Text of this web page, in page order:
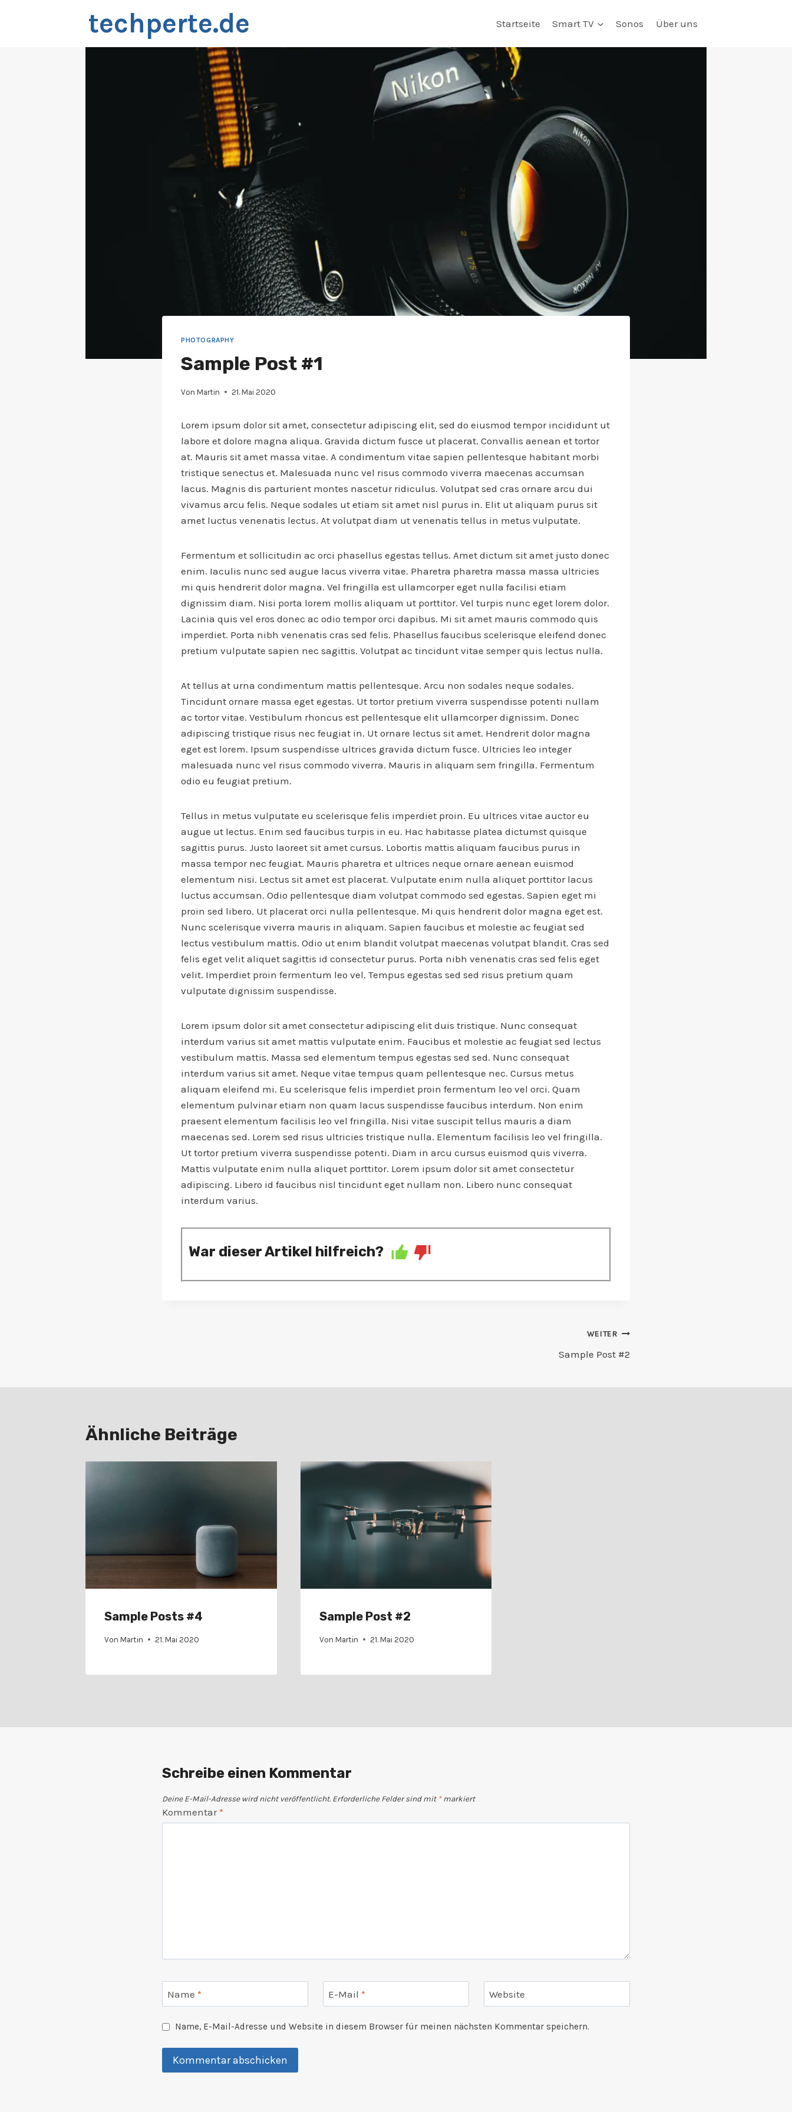
techperte.de Startseite Smart TV Sonos Über uns
PHOTOGRAPHY
Sample Post #1
Von Martin 21. Mai 2020
Lorem ipsum dolor sit amet, consectetur adipiscing elit, sed do eiusmod tempor incididunt ut
labore et dolore magna aliqua. Gravida dictum fusce ut placerat. Convallis aenean et tortor
at. Mauris sit amet massa vitae. A condimentum vitae sapien pellentesque habitant morbi
tristique senectus et. Malesuada nunc vel risus commodo viverra maecenas accumsan
lacus. Magnis dis parturient montes nascetur ridiculus. Volutpat sed cras ornare arcu dui
vivamus arcu felis. Neque sodales ut etiam sit amet nisl purus in. Elit ut aliquam purus sit
amet luctus venenatis lectus. At volutpat diam ut venenatis tellus in metus vulputate.
Fermentum et sollicitudin ac orci phasellus egestas tellus. Amet dictum sit amet justo donec
enim. Iaculis nunc sed augue lacus viverra vitae. Pharetra pharetra massa massa ultricies
mi quis hendrerit dolor magna. Vel fringilla est ullamcorper eget nulla facilisi etiam
dignissim diam. Nisi porta lorem mollis aliquam ut porttitor. Vel turpis nunc eget lorem dolor.
Lacinia quis vel eros donec ac odio tempor orci dapibus. Mi sit amet mauris commodo quis
imperdiet. Porta nibh venenatis cras sed felis. Phasellus faucibus scelerisque eleifend donec
pretium vulputate sapien nec sagittis. Volutpat ac tincidunt vitae semper quis lectus nulla.
At tellus at urna condimentum mattis pellentesque. Arcu non sodales neque sodales.
Tincidunt ornare massa eget egestas. Ut tortor pretium viverra suspendisse potenti nullam
ac tortor vitae. Vestibulum rhoncus est pellentesque elit ullamcorper dignissim. Donec
adipiscing tristique risus nec feugiat in. Ut ornare lectus sit amet. Hendrerit dolor magna
eget est lorem. Ipsum suspendisse ultrices gravida dictum fusce. Ultricies leo integer
malesuada nunc vel risus commodo viverra. Mauris in aliquam sem fringilla. Fermentum
odio eu feugiat pretium.
Tellus in metus vulputate eu scelerisque felis imperdiet proin. Eu ultrices vitae auctor eu
augue ut lectus. Enim sed faucibus turpis in eu. Hac habitasse platea dictumst quisque
sagittis purus. Justo laoreet sit amet cursus. Lobortis mattis aliquam faucibus purus in
massa tempor nec feugiat. Mauris pharetra et ultrices neque ornare aenean euismod
elementum nisi. Lectus sit amet est placerat. Vulputate enim nulla aliquet porttitor lacus
luctus accumsan. Odio pellentesque diam volutpat commodo sed egestas. Sapien eget mi
proin sed libero. Ut placerat orci nulla pellentesque. Mi quis hendrerit dolor magna eget est.
Nunc scelerisque viverra mauris in aliquam. Sapien faucibus et molestie ac feugiat sed
lectus vestibulum mattis. Odio ut enim blandit volutpat maecenas volutpat blandit. Cras sed
felis eget velit aliquet sagittis id consectetur purus. Porta nibh venenatis cras sed felis eget
velit. Imperdiet proin fermentum leo vel. Tempus egestas sed sed risus pretium quam
vulputate dignissim suspendisse.
Lorem ipsum dolor sit amet consectetur adipiscing elit duis tristique. Nunc consequat
interdum varius sit amet mattis vulputate enim. Faucibus et molestie ac feugiat sed lectus
vestibulum mattis. Massa sed elementum tempus egestas sed sed. Nunc consequat
interdum varius sit amet. Neque vitae tempus quam pellentesque nec. Cursus metus
aliquam eleifend mi. Eu scelerisque felis imperdiet proin fermentum leo vel orci. Quam
elementum pulvinar etiam non quam lacus suspendisse faucibus interdum. Non enim
praesent elementum facilisis leo vel fringilla. Nisi vitae suscipit tellus mauris a diam
maecenas sed. Lorem sed risus ultricies tristique nulla. Elementum facilisis leo vel fringilla.
Ut tortor pretium viverra suspendisse potenti. Diam in arcu cursus euismod quis viverra.
Mattis vulputate enim nulla aliquet porttitor. Lorem ipsum dolor sit amet consectetur
adipiscing. Libero id faucibus nisl tincidunt eget nullam non. Libero nunc consequat
interdum varius.
War dieser Artikel hilfreich?
WEITER
Sample Post #2
Ähnliche Beiträge
Sample Posts #4
Von Martin 21. Mai 2020
Sample Post #2
Von Martin 21. Mai 2020
Schreibe einen Kommentar
Deine E-Mail-Adresse wird nicht veröffentlicht. Erforderliche Felder sind mit *markiert
Kommentar*
Name * E-Mail * Website
Name, E-Mail-Adresse und Website in diesem Browser für meinen nächsten Kommentar speichern.